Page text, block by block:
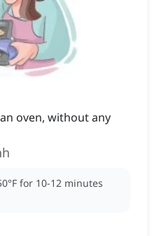
oven, without any
for 10-12 minutes